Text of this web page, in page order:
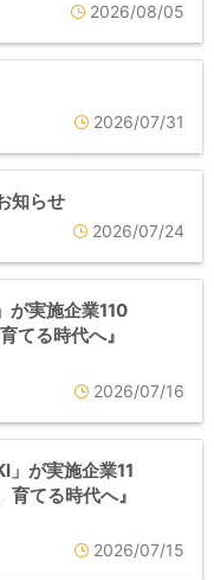
2026/08/05
2026/07/31
知らせ
2026/07/24
が実施企業110
てる時代へ』
2026/07/16
」が実施企業11
てる時代へ』
2026/07/15